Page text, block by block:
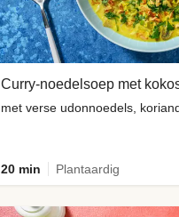
Curry-noedelsoep met
met verse udonnoedels,
20 min Plantaardig